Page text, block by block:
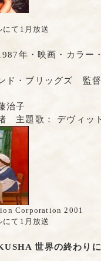
にて1月放送
1987年・映画・カラ
ド・ブリッグズ 監
治子
主題歌： デヴィッ
Corporation 2001
にて1月放送
世界の終わり